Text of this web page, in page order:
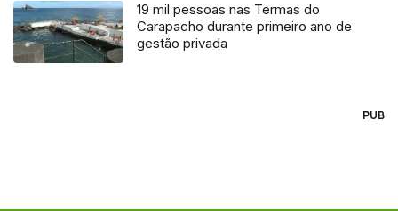
19 mil pessoas nas Termas do
Carapacho durante primeiro ano de
gestão privada
PUB